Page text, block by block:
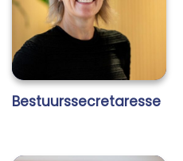
Bestuurssecretaresse